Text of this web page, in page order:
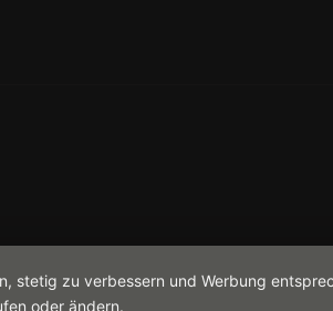
stetig zu verbessern und Werbung
oder ändern.